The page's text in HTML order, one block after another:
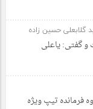
گلابعلی حسین زاده
و گفتی: یاعلی
فرمانده تیپ ویژه